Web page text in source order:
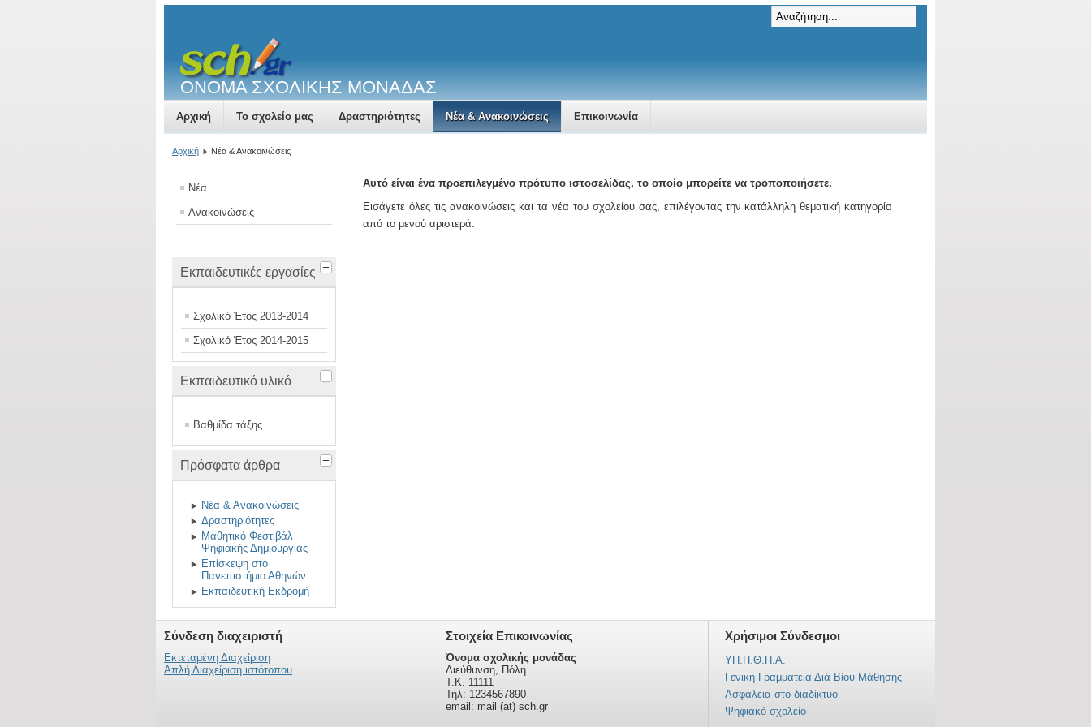
ΟΝΟΜΑ ΣΧΟΛΙΚΗΣ ΜΟΝΑΔΑΣ
Αρχική Το σχολείο μας Δραστηριότητες Νέα & Ανακοινώσεις Επικοινωνία
Αρχική Νέα & Ανακοινώσεις
Νέα
Ανακοινώσεις
Εκπαιδευτικές εργασίες
Σχολικό Έτος 2013-2014
Σχολικό Έτος 2014-2015
Εκπαιδευτικό υλικό
Βαθμίδα τάξης
Πρόσφατα άρθρα
Νέα & Ανακοινώσεις
Δραστηριότητες
Μαθητικό Φεστιβάλ
Ψηφιακής Δημιουργίας
Επίσκεψη στο
Πανεπιστήμιο Αθηνών
Εκπαιδευτική Εκδρομή
Αυτό είναι ένα προεπιλεγμένο πρότυπο ιστοσελίδας, το οποίο μπορείτε να τροποποιήσετε.
Εισάγετε όλες τις ανακοινώσεις και τα νέα του σχολείου σας, επιλέγοντας την κατάλληλη θεματική κατηγορία
από το μενού αριστερά.
Σύνδεση διαχειριστή
Εκτεταμένη Διαχείριση
Απλή Διαχείριση ιστότοπου
Στοιχεία Επικοινωνίας
Όνομα σχολικής μονάδας
Διεύθυνση, Πόλη
Τ.Κ. 11111
Τηλ: 1234567890
email: mail (at) sch.gr
Χρήσιμοι Σύνδεσμοι
ΥΠ.Π.Θ.Π.Α.
Γενική Γραμματεία Διά Βίου Μάθησης
Ασφάλεια στο διαδίκτυο
Ψηφιακό σχολείο